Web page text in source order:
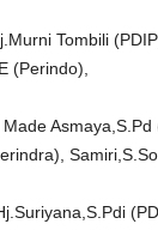
Tombili
(Perindo),
Made